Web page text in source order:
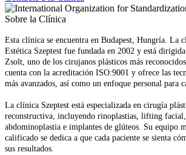
Sobre la Clínica
Esta clínica se encuentra en Budapest, Hungría. La
Estética Szeptest fue fundada en 2002 y está
Zsolt, uno de los cirujanos plásticos más
cuenta con la acreditación ISO:9001 y ofrece las
más avanzados, así como un enfoque personal para
La clínica Szeptest está especializada en cirugía
reconstructiva, incluyendo rinoplastias, lifting facial,
abdominoplastia e implantes de glúteos. Su equipo
calificado se dedica a que cada paciente se sienta
sus resultados.